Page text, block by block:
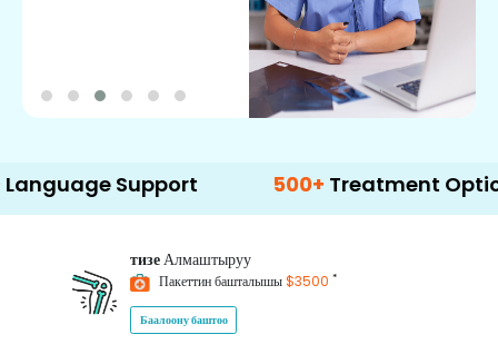
Support 500+ Treatment Options
тизеАлмаштыруу
Пакеттин башталышы$3500 *
Баалоону баштоо